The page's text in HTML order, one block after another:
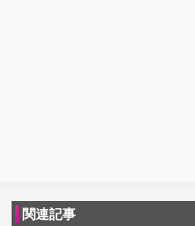
関連記事